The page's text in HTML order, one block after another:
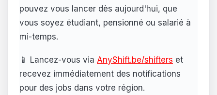
pouvez vous lancer dès aujourd'hui, que
vous soyez étudiant, pensionné ou salarié à
mi-temps.
📱 Lancez-vous via AnyShift.be/shifters et
recevez immédiatement des notifications
pour des jobs dans votre région.